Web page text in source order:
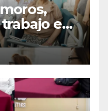
en